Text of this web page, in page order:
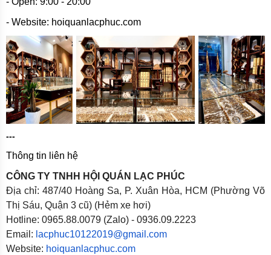
- Website: hoiquanlacphuc.com
---
Thông tin liên hệ
CÔNG TY TNHH HỘI QUÁN LẠC PHÚC
Địa chỉ: 487/40 Hoàng Sa, P. Xuân Hòa, HCM (Phường Võ
Thị Sáu, Quận 3 cũ) (Hẻm xe hơi)
Hotline: 0965.88.0079 (Zalo) - 0936.09.2223
Email: lacphuc10122019@gmail.com
Website: hoiquanlacphuc.com